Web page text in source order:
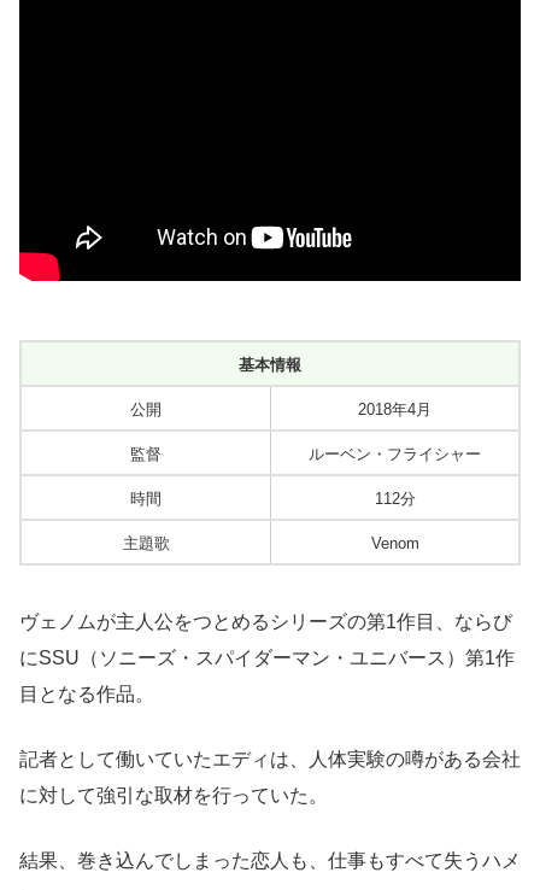
基本情報
公開 2018年4月
監督 ルーベン・フライシャー
時間 112分
主題歌 Venom
ヴェノムが主人公をつとめるシリーズの第1作目、ならび
にSSU（ソニーズ・スパイダーマン・ユニバース）第1作
目となる作品。
記者として働いていたエディは、人体実験の噂がある会社
に対して強引な取材を行っていた。
結果、巻き込んでしまった恋人も、仕事もすべて失うハメ